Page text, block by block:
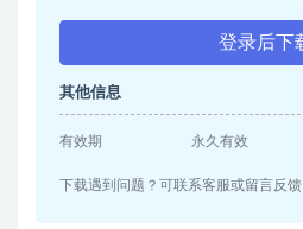
登录后下
其他信息
有效期 永久有效
下载遇到问题？可联系客服或留言反馈